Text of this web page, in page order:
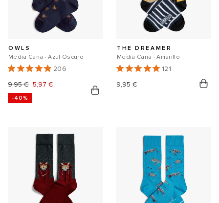
OWLS
Media Caña · Azul Oscuro
206
Precio
habitual
9,95 €
Precio
de
5,97 €
-40%
THE DREAMER
Media Caña · Amarillo
121
Precio
9,95 €